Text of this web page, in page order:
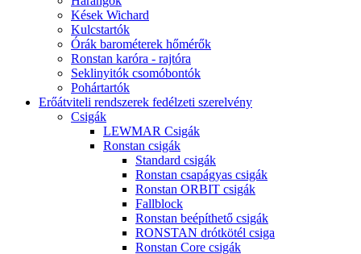
Kések Wichard
Kulcstartók
Órák barométerek hőmérők
Ronstan karóra - rajtóra
Seklinyitók csomóbontók
Pohártartók
Erőátviteli rendszerek fedélzeti szerelvény
Csigák
LEWMAR Csigák
Ronstan csigák
Standard csigák
Ronstan csapágyas csigák
Ronstan ORBIT csigák
Fallblock
Ronstan beépíthető csigák
RONSTAN drótkötél csiga
Ronstan Core csigák